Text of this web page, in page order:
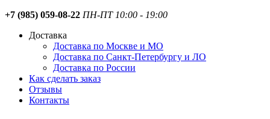
+7 (985) 059-08-22 ПН-ПТ 10:00 - 19:00
Доставка
Доставка по Москве и МО
Доставка по Санкт-Петербургу и ЛО
Доставка по России
Как сделать заказ
Отзывы
Контакты